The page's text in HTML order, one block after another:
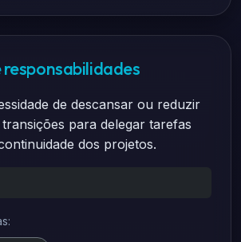
de descansar ou reduzir
para delegar tarefas
dos projetos.